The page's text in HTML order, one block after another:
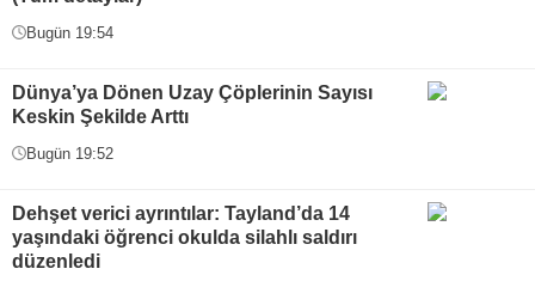
Bugün 19:54
Dünya’ya Dönen Uzay Çöplerinin Sayısı
Keskin Şekilde Arttı
Bugün 19:52
Dehşet verici ayrıntılar: Tayland’da 14
yaşındaki öğrenci okulda silahlı saldırı
düzenledi